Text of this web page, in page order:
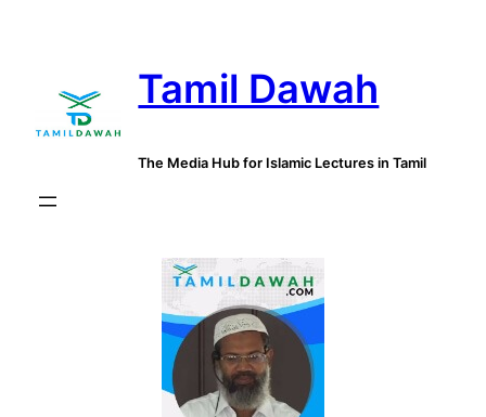
Tamil Dawah
The Media Hub for Islamic Lectures in Tamil